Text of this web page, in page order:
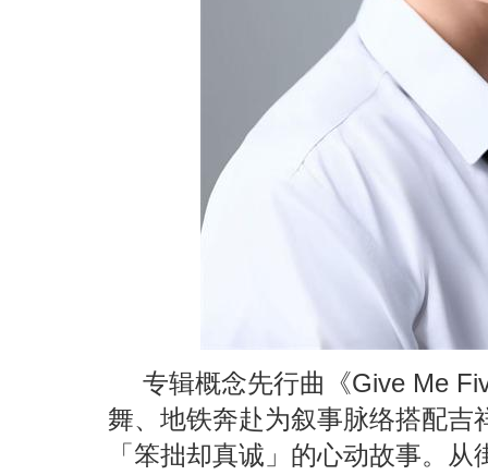
专辑概念先行曲《Give Me
舞、地铁奔赴为叙事脉络搭配吉
「笨拙却真诚」的心动故事。